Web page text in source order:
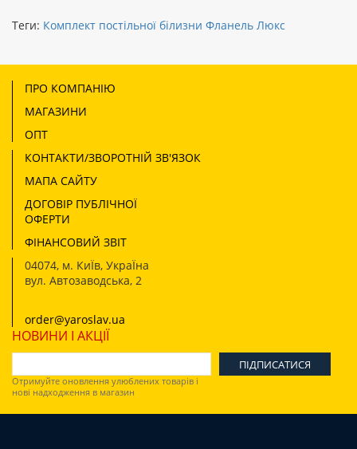
Теги: Комплект постільної білизни Фланель Люкс
ПРО КОМПАНІЮ
МАГАЗИНИ
ОПТ
КОНТАКТИ/ЗВОРОТНІЙ ЗВ'ЯЗОК
МАПА САЙТУ
ДОГОВІР ПУБЛІЧНОЇ
ОФЕРТИ
ФІНАНСОВИЙ ЗВІТ
04074, м. КиЇв, УкраЇна
вул. Автозаводська, 2
order@yaroslav.ua
НОВИНИ І АКЦІЇ
Отримуйте оновлення улюблених товарів і
нові надходження в магазин